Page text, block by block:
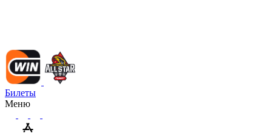
Билеты
Меню